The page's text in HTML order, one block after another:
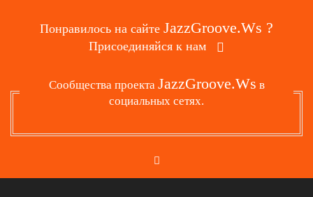
Понравилось на сайте JazzGroove.Ws ?
Присоединяйся к нам
Сообщества проекта JazzGroove.Ws в
социальных сетях.